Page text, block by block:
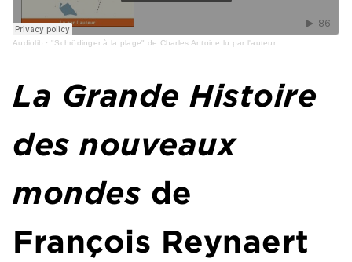
Audiolib · "Schrödinger à la plage" de Charles Antoine lu par l'auteur
La Grande Histoire
des nouveaux
mondes de
François Reynaert